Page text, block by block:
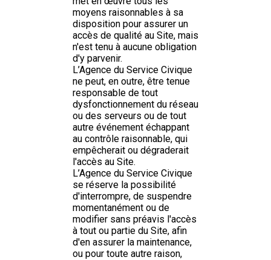
moyens raisonnables à sa
disposition pour assurer un
accès de qualité au Site, mais
n'est tenu à aucune obligation
d'y parvenir.
L’Agence du Service Civique
ne peut, en outre, être tenue
responsable de tout
dysfonctionnement du réseau
ou des serveurs ou de tout
autre événement échappant
au contrôle raisonnable, qui
empêcherait ou dégraderait
l'accès au Site.
L’Agence du Service Civique
se réserve la possibilité
d'interrompre, de suspendre
momentanément ou de
modifier sans préavis l'accès
à tout ou partie du Site, afin
d'en assurer la maintenance,
ou pour toute autre raison,